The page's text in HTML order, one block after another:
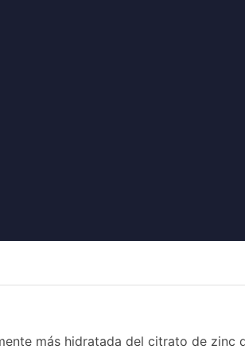
más hidratada del citrato de zinc